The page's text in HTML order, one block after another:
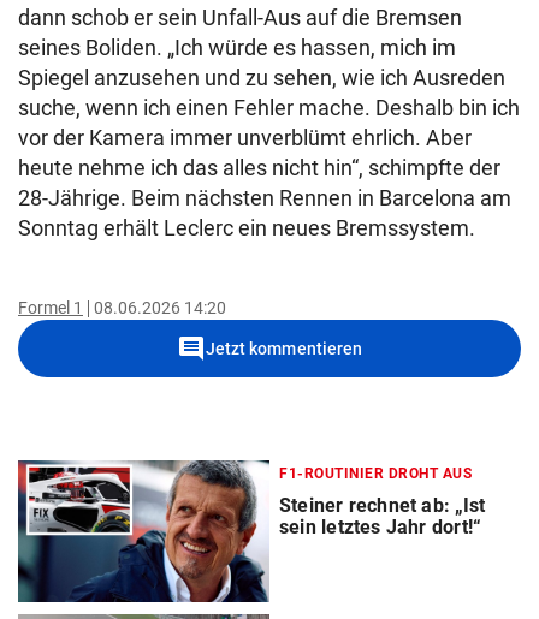
dann schob er sein Unfall-Aus auf die Bremsen
seines Boliden. „Ich würde es hassen, mich im
Spiegel anzusehen und zu sehen, wie ich Ausreden
suche, wenn ich einen Fehler mache. Deshalb bin ich
vor der Kamera immer unverblümt ehrlich. Aber
heute nehme ich das alles nicht hin“, schimpfte der
28-Jährige. Beim nächsten Rennen in Barcelona am
Sonntag erhält Leclerc ein neues Bremssystem.
Formel 1 08.06.2026 14:20
commentJetzt kommentieren
F1-ROUTINIER DROHT AUS
Steiner rechnet ab: „Ist
sein letztes Jahr dort!“